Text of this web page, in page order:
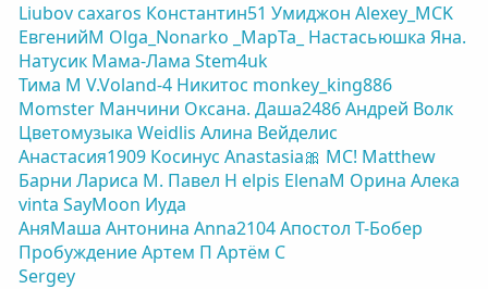
Liubovcaxaros Константин51 Умиджон Alexey_MCK
ЕвгенийM Olga_Nonarko _MapTa_ Настасьюшка Яна.
Натусик Мама-Лама Stem4uk
Тима М V.Voland-4 Никитос monkey_king886
Momster Манчини Оксана. Даша2486Андрей Волк
Цветомузыка Weidlis Алина Вейделис
Анастасия1909 Косинус Anastasia🎀 МС! Matthew
Барни Лариса М. Павел Н elpis ElenaM Орина Алека
vinta SayMoon Иуда
АняМаша Антонина Anna2104Апостол Т-Бобер
ПробуждениеАртем П Артём С
Sergey